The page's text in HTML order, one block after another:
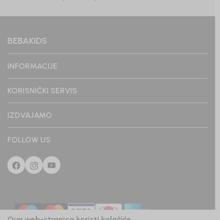
BEBAKIDS
INFORMACIJE
KORISNIČKI SERVIS
IZDVAJAMO
FOLLOW US